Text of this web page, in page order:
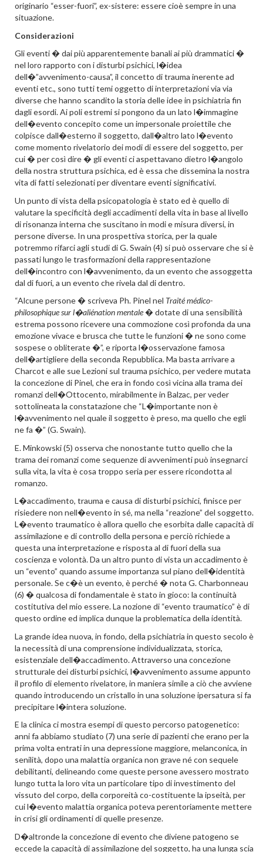
originario “esser-fuori”, ex-sistere: essere cioè sempre in una
situazione.
Considerazioni
Gli eventi � dai più apparentemente banali ai più drammatici �
nel loro rapporto con i disturbi psichici, l�idea
dell�”avvenimento-causa”, il concetto di trauma inerente ad
eventi etc., sono tutti temi oggetto di interpretazioni via via
diverse che hanno scandito la storia delle idee in psichiatria fin
dagli esordi. Ai poli estremi si pongono da un lato l�immagine
dell�evento concepito come un impersonale proiettile che
colpisce dall�esterno il soggetto, dall�altro lato l�evento
come momento rivelatorio dei modi di essere del soggetto, per
cui � per così dire � gli eventi ci aspettavano dietro l�angolo
della nostra struttura psichica, ed è essa che dissemina la nostra
vita di fatti selezionati per diventare eventi significativi.
Un punto di vista della psicopatologia è stato ed è quello di
valutare la specificità degli accadimenti della vita in base al livello
di risonanza interna che suscitano in modi e misura diversi, in
persone diverse. In una prospettiva storica, per la quale
potremmo rifarci agli studi di G. Swain (4) si può osservare che si è
passati lungo le trasformazioni della rappresentazione
dell�incontro con l�avvenimento, da un evento che assoggetta
dal di fuori, a un evento che rivela dal di dentro.
“Alcune persone � scriveva Ph. Pinel nel Traité médico-
philosophique sur l�aliénation mentale� dotate di una sensibilità
estrema possono ricevere una commozione così profonda da una
emozione vivace e brusca che tutte le funzioni � ne sono come
sospese o obliterate �”, e riporta l�osservazione famosa
dell�artigliere della seconda Repubblica. Ma basta arrivare a
Charcot e alle sue Lezioni sul trauma psichico, per vedere mutata
la concezione di Pinel, che era in fondo così vicina alla trama dei
romanzi dell�Ottocento, mirabilmente in Balzac, per veder
sottolineata la constatazione che “L�importante non è
l�avvenimento nel quale il soggetto è preso, ma quello che egli
ne fa �” (G. Swain).
E. Minkowski (5) osserva che nonostante tutto quello che la
trama dei romanzi come sequenze di avvenimenti può insegnarci
sulla vita, la vita è cosa troppo seria per essere ricondotta al
romanzo.
L�accadimento, trauma e causa di disturbi psichici, finisce per
risiedere non nell�evento in sé, ma nella “reazione” del soggetto.
L�evento traumatico è allora quello che esorbita dalle capacità di
assimilazione e di controllo della persona e perciò richiede a
questa una interpretazione e risposta al di fuori della sua
coscienza e volontà. Da un altro punto di vista un accadimento è
un “evento” quando assume importanza sul piano dell�identità
personale. Se c�è un evento, è perché � nota G. Charbonneau
(6) � qualcosa di fondamentale è stato in gioco: la continuità
costitutiva del mio essere. La nozione di “evento traumatico” è di
questo ordine ed implica dunque la problematica della identità.
La grande idea nuova, in fondo, della psichiatria in questo secolo è
la necessità di una comprensione individualizzata, storica,
esistenziale dell�accadimento. Attraverso una concezione
strutturale dei disturbi psichici, l�avvenimento assume appunto
il profilo di elemento rivelatore, in maniera simile a ciò che avviene
quando introducendo un cristallo in una soluzione ipersatura si fa
precipitare l�intera soluzione.
E la clinica ci mostra esempi di questo percorso patogenetico:
anni fa abbiamo studiato (7) una serie di pazienti che erano per la
prima volta entrati in una depressione maggiore, melanconica, in
senilità, dopo una malattia organica non grave né con sequele
debilitanti, delineando come queste persone avessero mostrato
lungo tutta la loro vita un particolare tipo di investimento del
vissuto del corpo, della corporeità co-costituente la ipseità, per
cui l�evento malattia organica poteva perentoriamente mettere
in crisi gli ordinamenti di quelle presenze.
D�altronde la concezione di evento che diviene patogeno se
eccede la capacità di assimilazione del soggetto, ha una lunga scia